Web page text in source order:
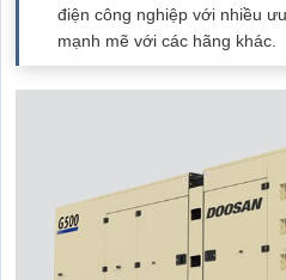
điện công nghiệp với nhiều
mạnh mẽ với các hãng khác.